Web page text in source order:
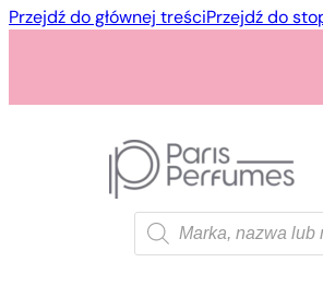
Przejdź do głównej treściPrzejdź do
Wyszukiwarka
produktów